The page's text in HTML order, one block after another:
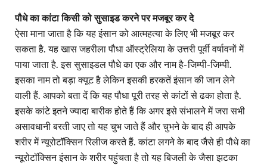
पौधे का कांटा किसी को सुसाइड करने पर मजबूर कर दे
ऐसा माना जाता है कि यह इंसान को आत्महत्या के लिए भी मजबूर कर
सकता है. यह खास जहरीला पौधा ऑस्ट्रेलिया के उत्तरी पूर्वी वर्षावनों में
पाया जाता है. इस सुसाइडल पौधे का एक और नाम है- जिम्पी-जिम्पी.
इसका नाम तो बड़ा क्यूट है लेकिन इसकी हरकतें इंसान की जान लेने
वाली हैं. आपको बता दें कि यह पौधा पूरी तरह से कांटों से ढका होता है.
इसके कांटे इतने ज्यादा बारीक होते हैं कि अगर इसे संभालने में जरा सभी
असावधानी बरती जाए तो यह चुभ जाते हैं और चुभने के बाद ही आपके
शरीर में न्यूरोटॉक्सिन रिलीज करते हैं. कांटा लगने के बाद जैसे ही पौधे का
न्यूरोटॉक्सिन इंसान के शरीर पहुंचता है तो यह बिजली के जैसा झटका